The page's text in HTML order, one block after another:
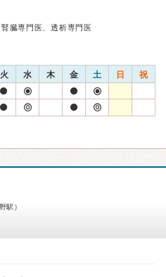
臓専門医、透析専門医
火 水 木 金 土 日 祝
駅）